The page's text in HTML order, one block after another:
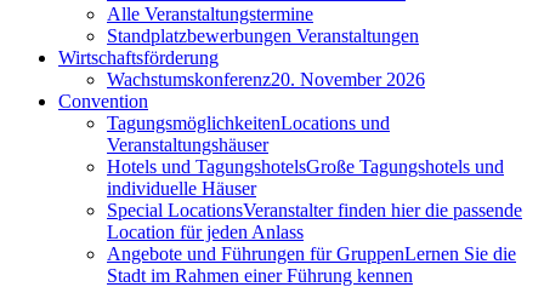
Alle Veranstaltungstermine
Standplatzbewerbungen Veranstaltungen
Wirtschaftsförderung
Wachstumskonferenz20. November 2026
Convention
TagungsmöglichkeitenLocations und
Veranstaltungshäuser
Hotels und TagungshotelsGroße Tagungshotels und
individuelle Häuser
Special LocationsVeranstalter finden hier die passende
Location für jeden Anlass
Angebote und Führungen für GruppenLernen Sie die
Stadt im Rahmen einer Führung kennen